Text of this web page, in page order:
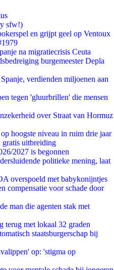
sfw!)
en grijpt geel op Ventoux
na migratiecrisis Ceuta
burgemeester Depla
verdienden miljoenen aan
tegen 'gluurbrillen' die mensen
over Straat van Hormuz
hoogste niveau in ruim drie jaar
gratis uitbreiding
2027 is begonnen
politieke mening, laat
overspoeld met babykonijntjes
compensatie voor schade door
man die agenten stak met
terug met lokaal 32 graden
staatsburgerschap bij
op: 'stigma op